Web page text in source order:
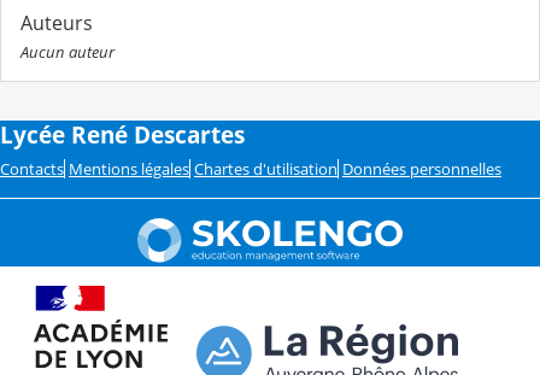
Auteurs
Aucun auteur
Lycée René Descartes
Contacts Mentions légales Chartes d'utilisation Données personnelles